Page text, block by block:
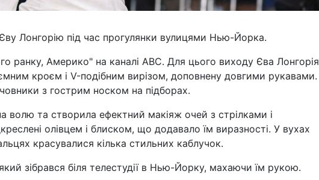
Лонгорію під час прогулянки вулицями Нью-Йорка.
ранку, Америко" на каналі ABC. Для цього виходу Єва Лонгорія
кроєм і V-подібним вирізом, доповнену довгими рукавами.
з гострим носком на підборах.
волю та створила ефектний макіяж очей з стрілками і
олівцем і блиском, що додавало їм виразності. У вухах
красувалися кілька стильних каблучок.
зібрався біля телестудії в Нью-Йорку, махаючи їм рукою.